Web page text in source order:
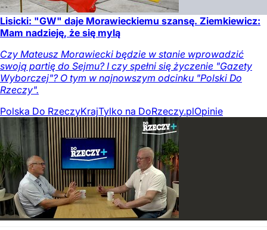
Lisicki: "GW" daje Morawieckiemu szansę. Ziemkiewicz:
Mam nadzieję, że się mylą
Czy Mateusz Morawiecki będzie w stanie wprowadzić
swoją partię do Sejmu? I czy spełni się życzenie "Gazety
Wyborczej"? O tym w najnowszym odcinku "Polski Do
Rzeczy".
Polska Do RzeczyKrajTylko na DoRzeczy.plOpinie